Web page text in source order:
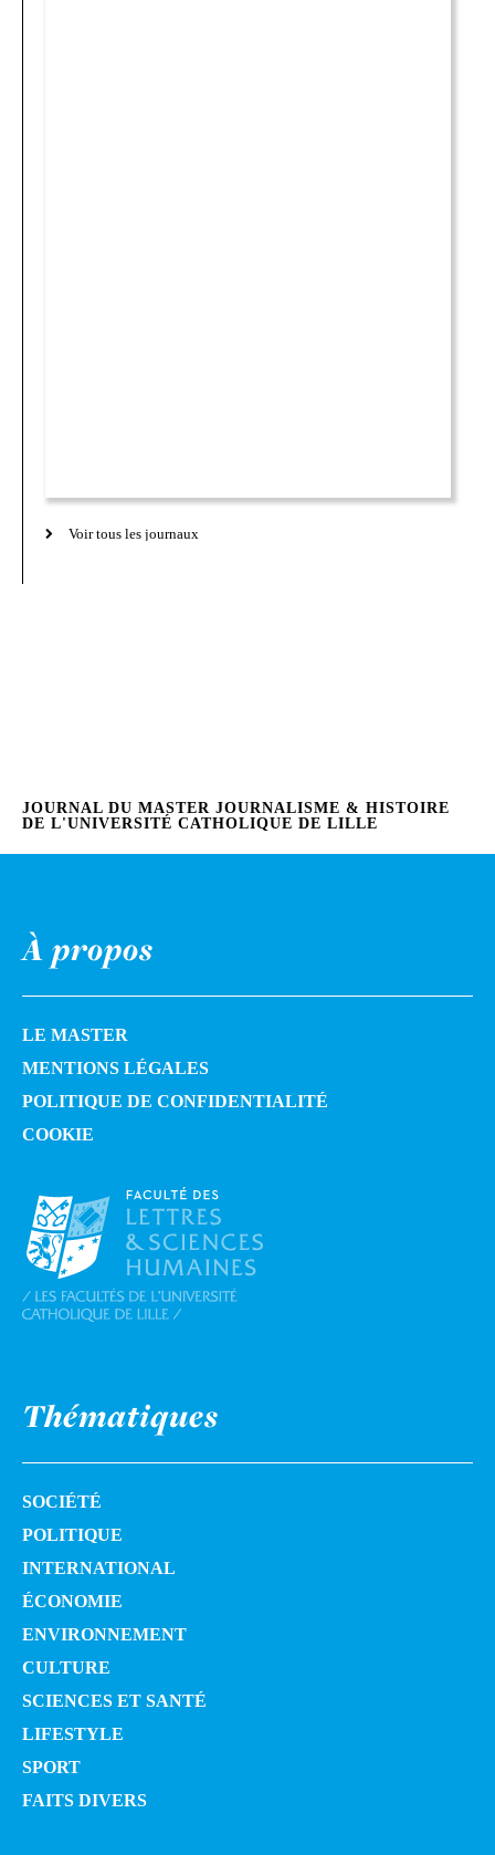
Voir tous les journaux
JOURNAL DU MASTER JOURNALISME & HISTOIRE
DE L'UNIVERSITÉ CATHOLIQUE DE LILLE
À propos
LE MASTER
MENTIONS LÉGALES
POLITIQUE DE CONFIDENTIALITÉ
COOKIE
Thématiques
SOCIÉTÉ
POLITIQUE
INTERNATIONAL
ÉCONOMIE
ENVIRONNEMENT
CULTURE
SCIENCES ET SANTÉ
LIFESTYLE
SPORT
FAITS DIVERS